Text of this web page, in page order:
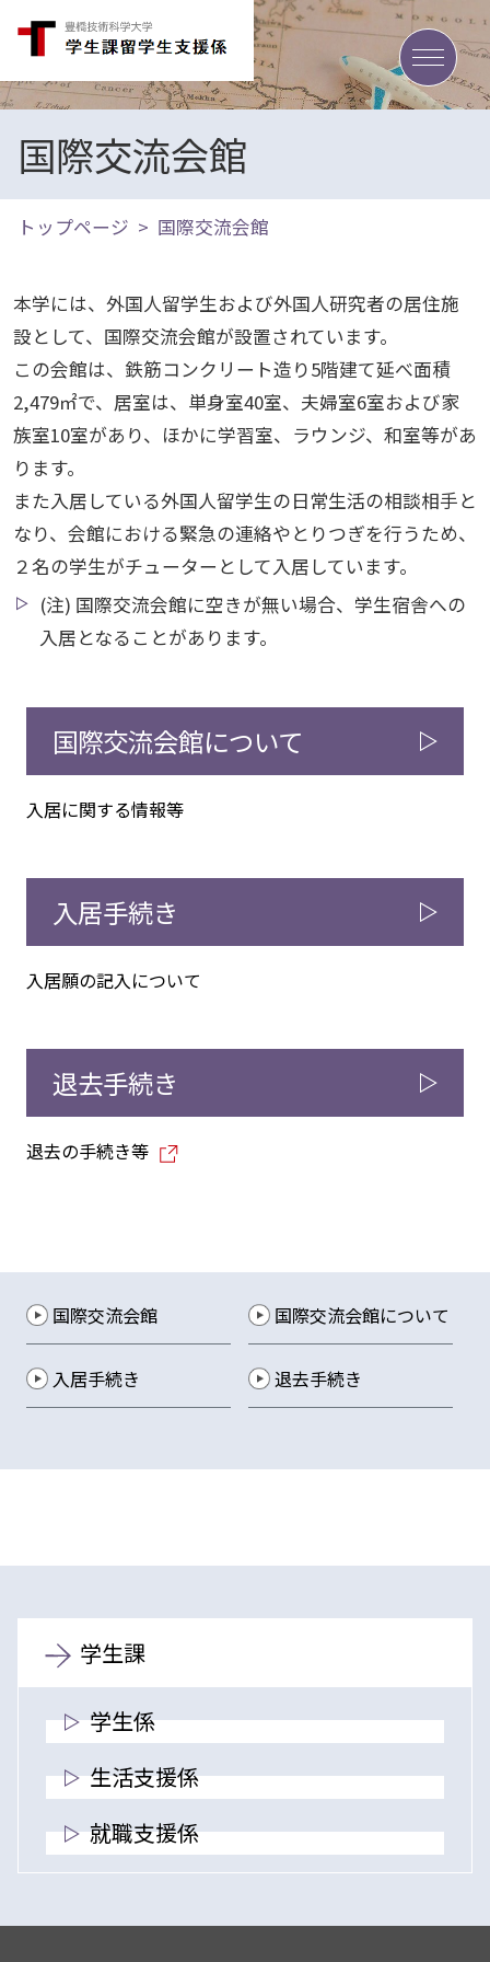
toggle
国際交流会館
トップページ 国際交流会館
国際交流会館 国際交流会館について
入居手続き 退去手続き
本学には、外国人留学生および外国人研究者の居住施
設として、国際交流会館が設置されています。
この会館は、鉄筋コンクリート造り5階建て延べ面積
2,479㎡で、居室は、単身室40室、夫婦室6室および家
族室10室があり、ほかに学習室、ラウンジ、和室等があ
ります。
また入居している外国人留学生の日常生活の相談相手と
なり、会館における緊急の連絡やとりつぎを行うため、
２名の学生がチューターとして入居しています。
(注) 国際交流会館に空きが無い場合、学生宿舎への
入居となることがあります。
国際交流会館について
入居に関する情報等
入居手続き
入居願の記入について
退去手続き
退去の手続き等
学生課
学生係
生活支援係
就職支援係